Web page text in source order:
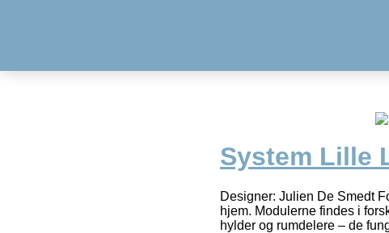
System Lille
Designer: Julien De Smedt
hjem. Modulerne findes i
hylder og rumdelere – de